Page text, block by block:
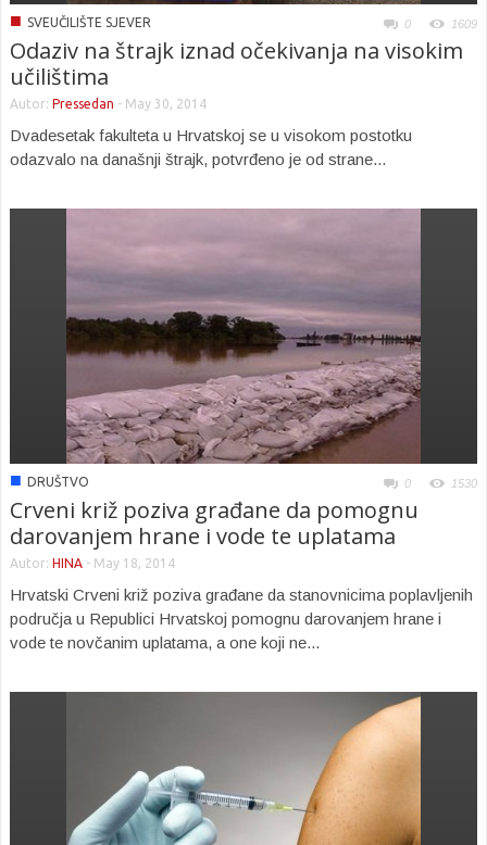
■ SVEUČILIŠTE SJEVER 0 1609
Odaziv na štrajk iznad očekivanja na visokim
učilištima
Autor: Pressedan - May 30, 2014
Dvadesetak fakulteta u Hrvatskoj se u visokom postotku
odazvalo na današnji štrajk, potvrđeno je od strane...
■ DRUŠTVO 0 1530
Crveni križ poziva građane da pomognu
darovanjem hrane i vode te uplatama
Autor: HINA - May 18, 2014
Hrvatski Crveni križ poziva građane da stanovnicima poplavljenih
područja u Republici Hrvatskoj pomognu darovanjem hrane i
vode te novčanim uplatama, a one koji ne...